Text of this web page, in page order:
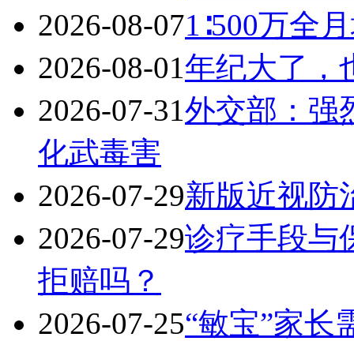
2026-08-071∶500万全
2026-08-01年纪大了，
2026-07-31外交部：强
化武毒害
2026-07-29新版近视防
2026-07-29诊疗手段与
拒赔吗？
2026-07-25“敏宝”家长